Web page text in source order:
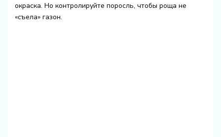
окраска. Но контролируйте поросль, чтобы роща не
«съела» газон.